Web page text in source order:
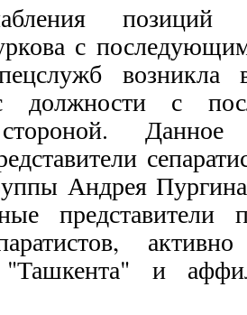
позиций
с
возникла
должности с
Андрея
представители
"Ташкента" и